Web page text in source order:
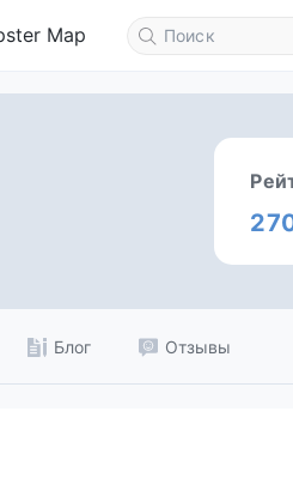
Map
Блог Отзывы